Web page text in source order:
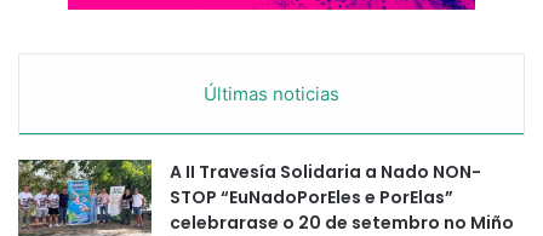
Últimas noticias
A II Travesía Solidaria a Nado NON-
STOP “EuNadoPorEles e PorElas”
celebrarase o 20 de setembro no Miño